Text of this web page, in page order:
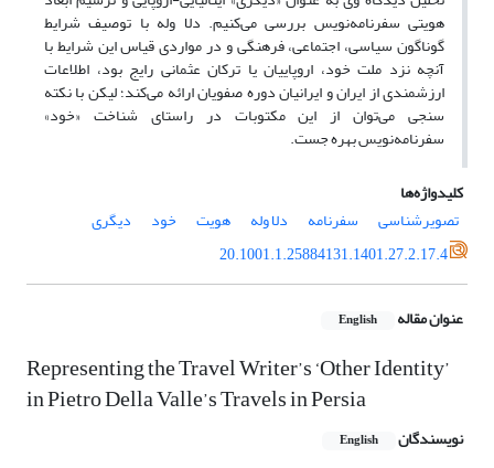
هویتی سفرنامه‌نویس بررسی می‌کنیم. دلا وله با توصیف شرایط
گوناگون سیاسی، اجتماعی، فرهنگی و در مواردی قیاس این شرایط با
آنچه نزد ملت خود، اروپاییان یا ترکان عثمانی رایج بود، اطلاعات
ارزشمندی از ایران و ایرانیان دوره صفویان ارائه می‌کند؛ لیکن با نکته
سنجی می‌توان از این مکتوبات در راستای شناخت «خود»
سفرنامه‌نویس بهره جست.
کلیدواژه‌ها
تصویرشناسی
سفرنامه دلا وله هویت خود
دیگری
20.1001.1.25884131.1401.27.2.17.4
عنوان مقاله English
Representing the Travel Writer’s ‘Other Identity’
in Pietro Della Valle’s Travels in Persia
نویسندگان English